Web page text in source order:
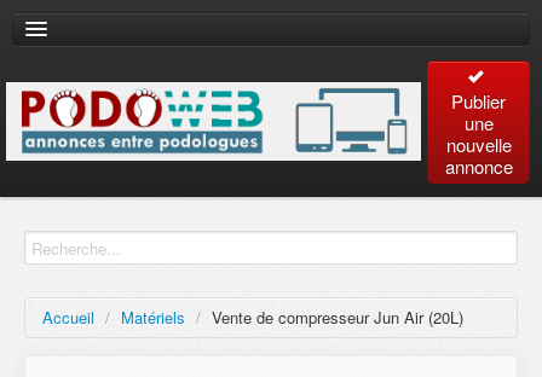
Publier
une
nouvelle
annonce
avancée
Accueil / Matériels / Vente de compresseur Jun Air (20L)